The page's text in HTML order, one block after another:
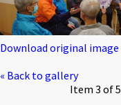
Download original image
« Back to gallery
Item 3 of 5